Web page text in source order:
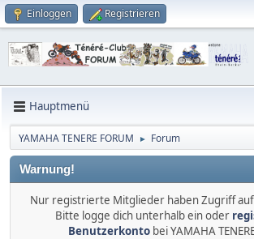
Einloggen Registrieren
Hauptmenü
YAMAHA TENERE FORUM ► Forum
Warnung!
Nur registrierte Mitglieder haben Zugriff
Bitte logge dich unterhalb ein oder
Benutzerkontobei YAMAHA